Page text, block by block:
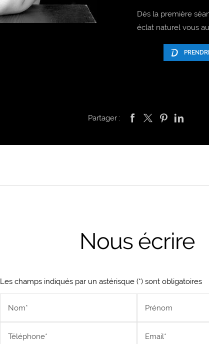
Dés la première
éclat naturel vous
Partager :
Nous écrire
Les champs indiqués par un astérisque (*) sont obligatoires
Nom* Prénom
Téléphone* Email*